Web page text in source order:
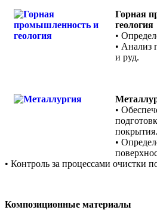
Горная
геология
•
• Анализ
и руд.
•
покрытия.
•
• Контроль за процессами очистки
Композиционные материалы